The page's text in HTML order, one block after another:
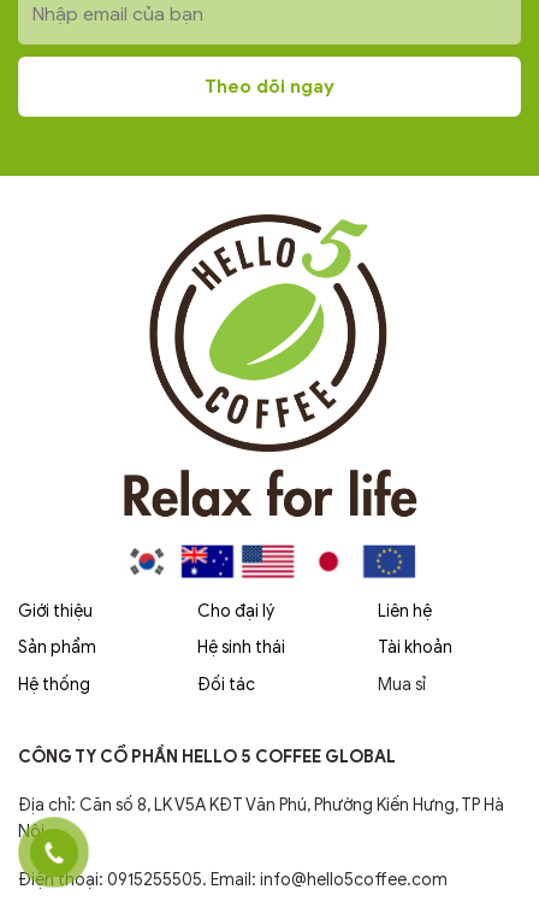
Giới thiệu
Sản phẩm
Hệ thống
Cho đại lý
Hệ sinh thái
Đối tác
Liên hệ
Tài khoản
Mua sỉ
CÔNG TY CỔ PHẦN HELLO 5 COFFEE GLOBAL
Địa chỉ: Căn số 8, LK V5A KĐT Văn Phú, Phường Kiến Hưng, TP Hà
Nội.
Điện thoại: 0915255505. Email: info@hello5coffee.com